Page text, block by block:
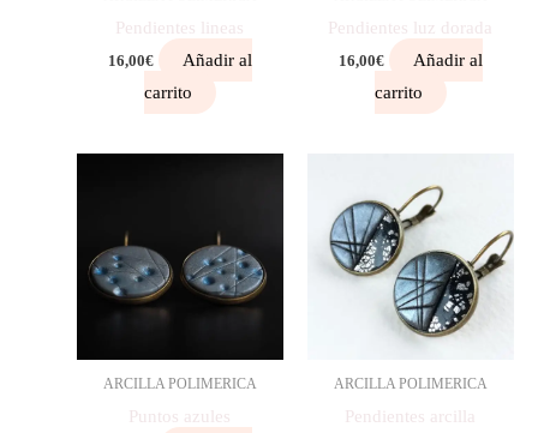
Pendientes lineas
16,00€
Añadir al
carrito
Pendientes luz dorada
16,00€
Añadir al
carrito
ARCILLA POLIMERICA
Puntos azules
ARCILLA POLIMERICA
Pendientes arcilla